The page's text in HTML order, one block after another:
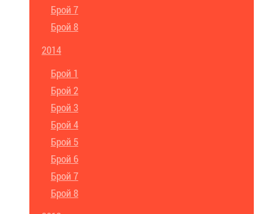
Брой 7
Брой 8
2014
Брой 1
Брой 2
Брой 3
Брой 4
Брой 5
Брой 6
Брой 7
Брой 8